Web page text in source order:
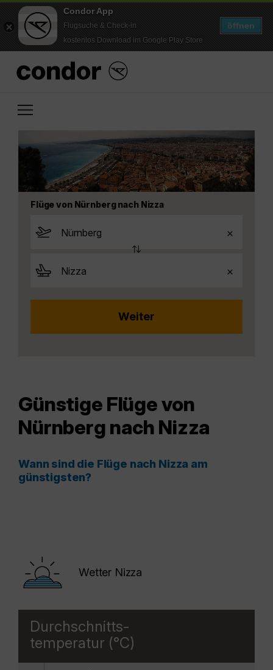
Condor App
Flugsuche & Check-in
kostenlos Download im Google Play Store
öffnen
Flüge von Nürnberg nach Nizza
Günstige Flüge von
Nürnberg nach Nizza
Wann sind die Flüge nach Nizza am
günstigsten?
Wetter Nizza
Durchschnitts-
temperatur (°C)